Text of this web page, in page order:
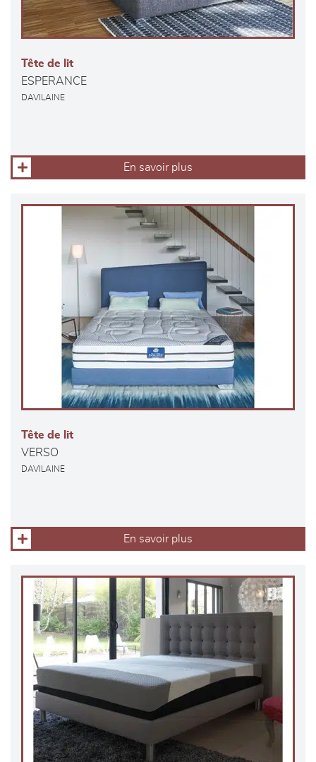
Tête de lit
ESPERANCE
DAVILAINE
En savoir plus
Tête de lit
VERSO
DAVILAINE
En savoir plus